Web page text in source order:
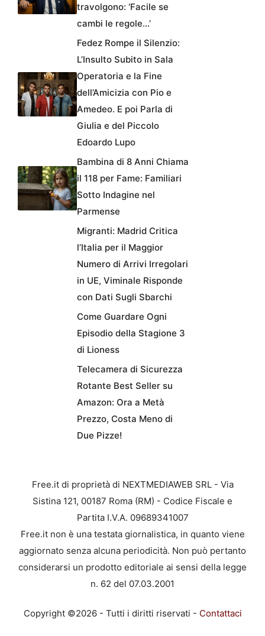
travolgono: ‘Facile se
cambi le regole…’
Fedez Rompe il Silenzio:
L’Insulto Subito in Sala
Operatoria e la Fine
dell’Amicizia con Pio e
Amedeo. E poi Parla di
Giulia e del Piccolo
Edoardo Lupo
Bambina di 8 Anni Chiama
il 118 per Fame: Familiari
Sotto Indagine nel
Parmense
Migranti: Madrid Critica
l’Italia per il Maggior
Numero di Arrivi Irregolari
in UE, Viminale Risponde
con Dati Sugli Sbarchi
Come Guardare Ogni
Episodio della Stagione 3
di Lioness
Telecamera di Sicurezza
Rotante Best Seller su
Amazon: Ora a Metà
Prezzo, Costa Meno di
Due Pizze!
Free.it di proprietà di NEXTMEDIAWEB SRL - Via
Sistina 121, 00187 Roma (RM) - Codice Fiscale e
Partita I.V.A. 09689341007
Free.it non è una testata giornalistica, in quanto viene
aggiornato senza alcuna periodicità. Non può pertanto
considerarsi un prodotto editoriale ai sensi della legge
n. 62 del 07.03.2001
Copyright ©2026 - Tutti i diritti riservati - Contattaci